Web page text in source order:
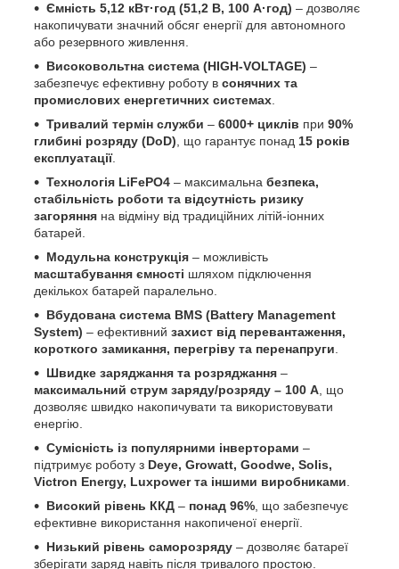
Ємність 5,12 кВт·год (51,2 В, 100 А·год) – дозволяє
накопичувати значний обсяг енергії для автономного
або резервного живлення.
Високовольтна система (HIGH-VOLTAGE) –
забезпечує ефективну роботу в сонячних та
промислових енергетичних системах.
Тривалий термін служби – 6000+ циклів при 90%
глибині розряду (DoD), що гарантує понад 15 років
експлуатації.
Технологія LiFePO4 – максимальна безпека,
стабільність роботи та відсутність ризику
загоряння на відміну від традиційних літій-іонних
батарей.
Модульна конструкція – можливість
масштабування ємності шляхом підключення
декількох батарей паралельно.
Вбудована система BMS (Battery Management
System) – ефективний захист від перевантаження,
короткого замикання, перегріву та перенапруги.
Швидке заряджання та розряджання –
максимальний струм заряду/розряду – 100 А, що
дозволяє швидко накопичувати та використовувати
енергію.
Сумісність із популярними інверторами –
підтримує роботу з Deye, Growatt, Goodwe, Solis,
Victron Energy, Luxpower та іншими виробниками.
Високий рівень ККД – понад 96%, що забезпечує
ефективне використання накопиченої енергії.
Низький рівень саморозряду – дозволяє батареї
зберігати заряд навіть після тривалого простою.